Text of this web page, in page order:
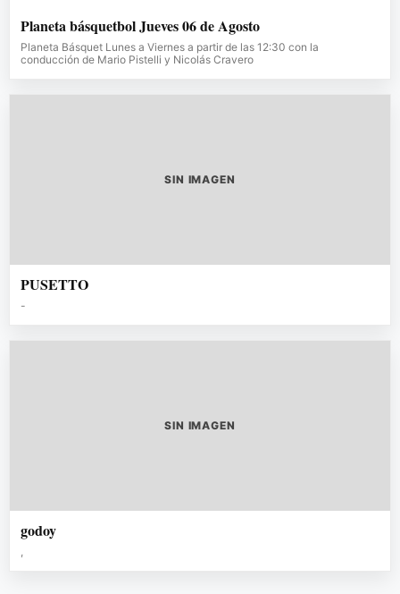
Planeta básquetbol Jueves 06 de Agosto
Planeta Básquet Lunes a Viernes a partir de las 12:30 con la
conducción de Mario Pistelli y Nicolás Cravero
SIN IMAGEN
PUSETTO
-
SIN IMAGEN
godoy
,